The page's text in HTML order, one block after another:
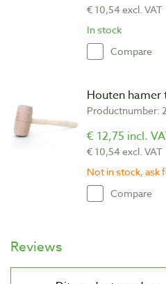
€ 10,54 excl. VAT
In stock
Compare
Houten
Productnumber:
€ 12,75 incl.
€ 10,54 excl. VAT
Not in stock, ask
Compare
Reviews